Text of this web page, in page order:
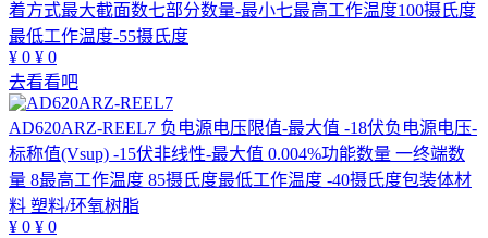
着方式最大截面数七部分数量-最小七最高工作温度100摄氏度
最低工作温度-55摄氏度
¥ 0 ¥ 0
去看看吧
AD620ARZ-REEL7 负电源电压限值-最大值 -18伏负电源电压-
标称值(Vsup) -15伏非线性-最大值 0.004%功能数量 一终端数
量 8最高工作温度 85摄氏度最低工作温度 -40摄氏度包装体材
料 塑料/环氧树脂
¥ 0 ¥ 0